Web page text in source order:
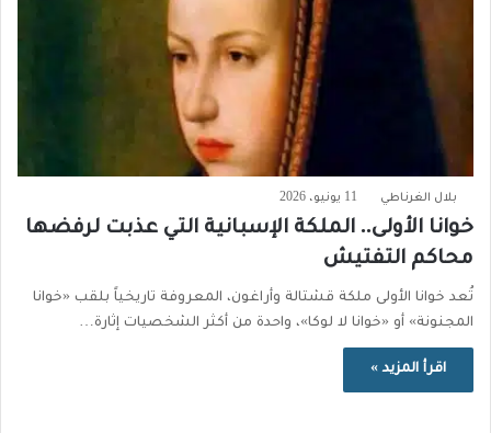
بلال الغرناطي 11 يونيو، 2026
خوانا الأولى.. الملكة الإسبانية التي عذبت لرفضها
محاكم التفتيش
تُعد خوانا الأولى ملكة قشتالة وأراغون، المعروفة تاريخياً بلقب «خوانا
المجنونة» أو «خوانا لا لوكا»، واحدة من أكثر الشخصيات إثارة…
اقرأ المزيد »